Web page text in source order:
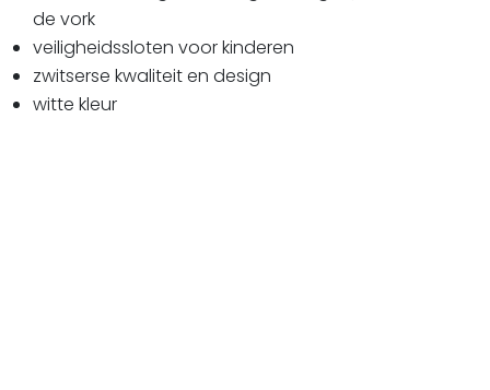
de vork
veiligheidssloten voor kinderen
zwitserse kwaliteit en design
witte kleur